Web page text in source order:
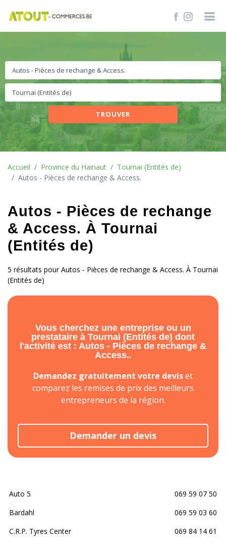
TROUVER
Accueil Province du Hainaut
Tournai (Entités de)
Autos - Pièces de rechange & Access.
Autos - Pièces de rechange
& Access. À Tournai
(Entités de)
5 résultats pour Autos - Pièces de rechange & Access. À Tournai
(Entités de)
Vous cherchez une entreprise ou un
prestataire à Tournai (Entités de) dont
l'activité est : Autos - Pièces de rechange &
Access..
Demandez gratuitement votre deviset
comparez les remises de prix des meilleurs
entrepreneurs de la région.
Demander un devis
Auto 5
069 59 07 50
Bardahl
069 59 03 60
C.R.P. Tyres Center
069 84 14 61